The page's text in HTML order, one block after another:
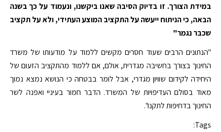
במידת הצורך. זו בדיוק הסיבה שאנו ביקשנו, ונעמוד על כך בשנה
הבאה, כי הניתוח ייעשה על התקציב המוצע העתידי, ולא על תקציב
שכבר נגמר"
"הנתונים הרבים שעוד חסרים מקשים ללמוד על מודעותו של משרד
החינוך בצורך בחשיבה מגדרית, אולם, אם ללמוד מהתקציב הזעום של
היחידה לקידום שוויון מגדרי, אבל לומר בבטחה כי הנושא נמצא נמוך
מאוד בסולם העדיפויות של המשרד. הדבר חמור בעיניי ואפנה לשר
החינוך בדחיפות לתקנו".
Tags: